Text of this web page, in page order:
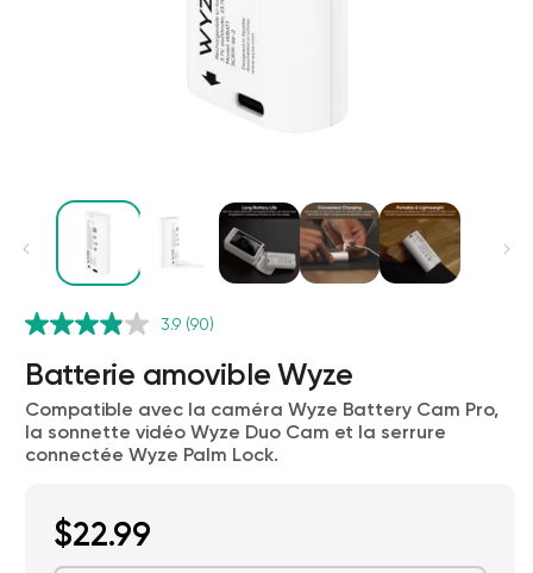
3.9 (90)
Batterie amovible Wyze
Compatible avec la caméra Wyze Battery Cam Pro,
la sonnette vidéo Wyze Duo Cam et la serrure
connectée Wyze Palm Lock.
$22.99
Wyze Cam v4 + carte microSD 32
Go
Blanc
More
Add to cart